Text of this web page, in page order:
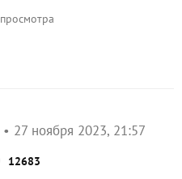
просмотра
27 ноября 2023, 21:57
12683